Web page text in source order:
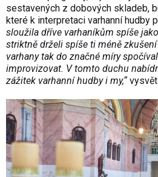
sestavených z dobových skladeb,
které k interpretaci varhanní hudby
sloužila dříve varhaníkům spíše
striktně drželi spíše ti méně
varhany tak do značné míry
improvizovat. V tomto duchu
zážitek varhanní hudby i my,“